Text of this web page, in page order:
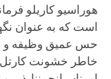
هوراسیو کاریلو
است که به عنوان
حس عمیق وظیفه و
خاطر خشونت